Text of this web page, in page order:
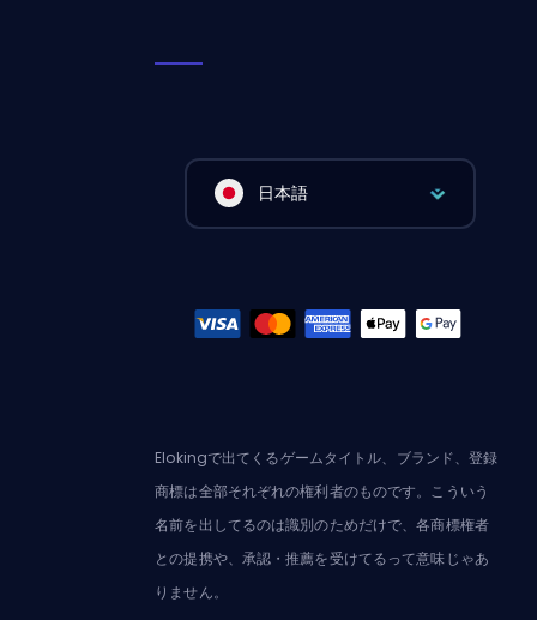
日本語
Elokingで出てくるゲームタイトル、ブランド、登録
商標は全部それぞれの権利者のものです。こういう
名前を出してるのは識別のためだけで、各商標権者
との提携や、承認・推薦を受けてるって意味じゃあ
りません。